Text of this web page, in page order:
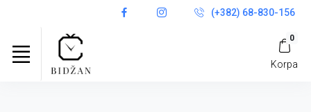
(+382) 68-830-156
0
Korpa